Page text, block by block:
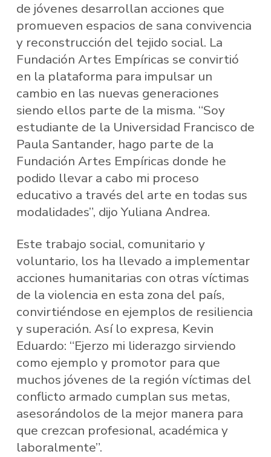
de jóvenes desarrollan acciones que
promueven espacios de sana convivencia
y reconstrucción del tejido social. La
Fundación Artes Empíricas se convirtió
en la plataforma para impulsar un
cambio en las nuevas generaciones
siendo ellos parte de la misma. “Soy
estudiante de la Universidad Francisco de
Paula Santander, hago parte de la
Fundación Artes Empíricas donde he
podido llevar a cabo mi proceso
educativo a través del arte en todas sus
modalidades”, dijo Yuliana Andrea.
Este trabajo social, comunitario y
voluntario, los ha llevado a implementar
acciones humanitarias con otras víctimas
de la violencia en esta zona del país,
convirtiéndose en ejemplos de resiliencia
y superación. Así lo expresa, Kevin
Eduardo: “Ejerzo mi liderazgo sirviendo
como ejemplo y promotor para que
muchos jóvenes de la región víctimas del
conflicto armado cumplan sus metas,
asesorándolos de la mejor manera para
que crezcan profesional, académica y
laboralmente”.